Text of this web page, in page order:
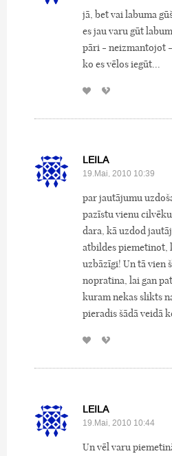
jā, bet vai labuma
es jau varu gūt
pāri - neizmantojot
ko es vēlos iegūt...
LEILA
19.Mai, 2010 10:39
par jautājumu
pazīstu vienu
dara, kā uzdod
atbildes piemetinot,
uzbāzīgi! Un tā vien
nopratina, lai gan
kuram nekas slikts
pieradis šādā veidā
LEILA
19.Mai, 2010 10:44
Un vēl varu